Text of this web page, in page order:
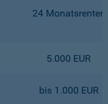
24 Monatsrenten
5.000 EUR
bis 1.000 EUR